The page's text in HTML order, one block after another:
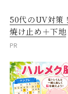
50代のUV対策
焼け止め＋下地
PR